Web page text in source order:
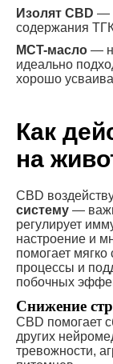
Изолят CBD —
содержания
MCT-масло —
идеально
хорошо
Как
на
CBD
систему —
регулирует
настроение и
помогает мягко
процессы и
побочных
Снижение
CBD помогает
других
тревожности,